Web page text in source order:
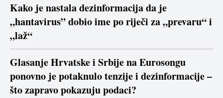
Kako je nastala dezinformacija da je
„hantavirus” dobio ime po riječi za „prevaru“ i
„laž“
Glasanje Hrvatske i Srbije na Eurosongu
ponovno je potaknulo tenzije i dezinformacije –
što zapravo pokazuju podaci?